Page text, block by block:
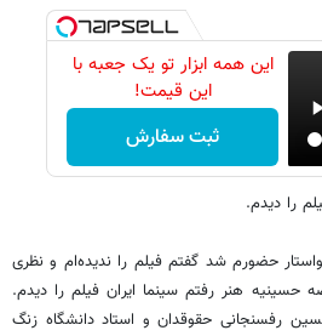
این همه ابزار تو یک جعبه با
این قیمت!
ثبت سفارش
حضورم شد گفتم فیلم را ندیده‌ام و نظری
هنر رفتم سینما ایران فیلم را دیدم.
رفسنجانی حقوقدان و استاد دانشگاه زنگ